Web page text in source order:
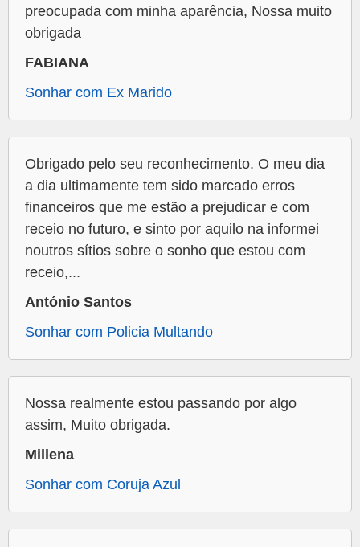
preocupada com minha aparência, Nossa muito
obrigada
FABIANA
Sonhar com Ex Marido
Obrigado pelo seu reconhecimento. O meu dia
a dia ultimamente tem sido marcado erros
financeiros que me estão a prejudicar e com
receio no futuro, e sinto por aquilo na informei
noutros sítios sobre o sonho que estou com
receio,...
António Santos
Sonhar com Policia Multando
Nossa realmente estou passando por algo
assim, Muito obrigada.
Millena
Sonhar com Coruja Azul